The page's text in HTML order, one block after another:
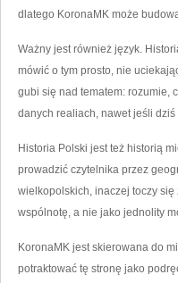
dlatego KoronaMK może
Ważny jest również język.
mówić o tym prosto, nie
gubi się nad tematem: rozumie,
danych realiach, nawet jeśli
Historia Polski jest też historią
prowadzić czytelnika przez
wielkopolskich, inaczej toczy
wspólnotę, a nie jako jednolity
KoronaMK jest skierowana do
potraktować tę stronę jako